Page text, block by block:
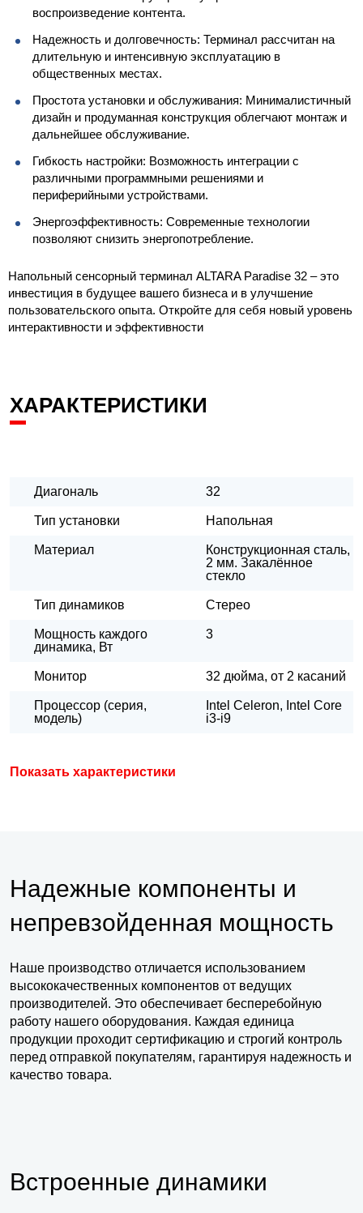
воспроизведение контента.
Надежность и долговечность: Терминал рассчитан на
длительную и интенсивную эксплуатацию в
общественных местах.
Простота установки и обслуживания: Минималистичный
дизайн и продуманная конструкция облегчают монтаж и
дальнейшее обслуживание.
Гибкость настройки: Возможность интеграции с
различными программными решениями и
периферийными устройствами.
Энергоэффективность: Современные технологии
позволяют снизить энергопотребление.
Напольный сенсорный терминал ALTARA Paradise 32 – это
инвестиция в будущее вашего бизнеса и в улучшение
пользовательского опыта. Откройте для себя новый уровень
интерактивности и эффективности
ХАРАКТЕРИСТИКИ
Диагональ 32
Тип установки Напольная
Материал
Конструкционная сталь,
2 мм. Закалённое
стекло
Тип динамиков Стерео
Мощность каждого
динамика, Вт
3
Монитор 32 дюйма, от 2 касаний
Процессор (серия,
модель)
Intel Celeron, Intel Core
i3-i9
Показать характеристики
Надежные компоненты и
непревзойденная мощность
Наше производство отличается использованием
высококачественных компонентов от ведущих
производителей. Это обеспечивает бесперебойную
работу нашего оборудования. Каждая единица
продукции проходит сертификацию и строгий контроль
перед отправкой покупателям, гарантируя надежность и
качество товара.
Встроенные динамики